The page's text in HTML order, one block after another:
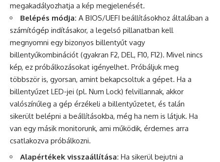
megakadályozhatja a kép megjelenését.
Belépés módja: A BIOS/UEFI beállításokhoz általában a
számítógép indításakor, a legelső pillanatban kell
megnyomni egy bizonyos billentyűt vagy
billentyűkombinációt (gyakran F2, DEL, F10, F12). Mivel nincs
kép, ez próbálkozásokat igényelhet. Próbáljuk meg
többször is, gyorsan, amint bekapcsoltuk a gépet. Ha a
billentyűzet LED-jei (pl. Num Lock) felvillannak, akkor
valószínűleg a gép érzékeli a billentyűzetet, és talán
sikerült belépni a beállításokba, még ha nem is látjuk. Ha
van egy másik monitorunk, ami működik, érdemes arra
csatlakozva próbálkozni.
Alapértékek visszaállítása: Ha sikerül bejutni a